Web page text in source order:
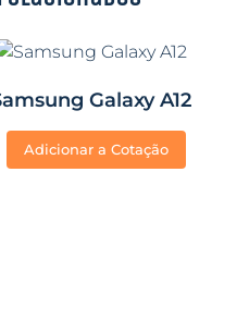
Galaxy A12
Adicionar a Cotação